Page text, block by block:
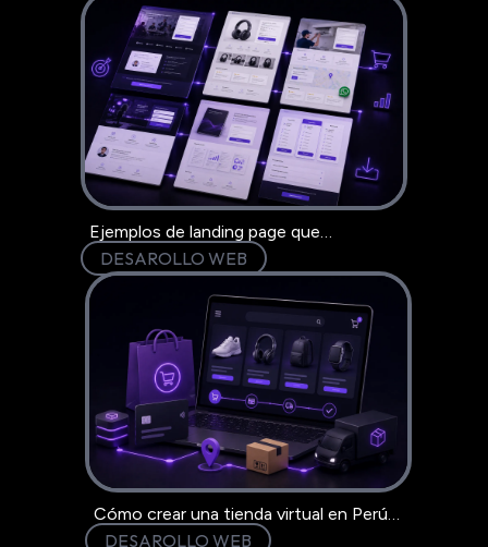
Ejemplos de landing page que
convierten: 6 modelo
DESAROLLO WEB
Cómo crear una tienda virtual en Perú
paso a paso
DESAROLLO WEB